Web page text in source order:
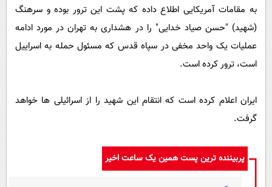
به مقامات آمریکایی اطلاع داده که پشت این ترور بوده و سرهنگ
(شهید) "حسن صیاد خدایی" را در هشداری به تهران در مورد ادامه
عملیات یک واحد مخفی در سپاه قدس که مسئول حمله به اسراییل
است، ترور کرده است.
ایران اعلام کرده است که انتقام این شهید را از اسرائیلی ها خواهد
گرفت.
پربیننده ترین پست همین یک ساعت اخیر